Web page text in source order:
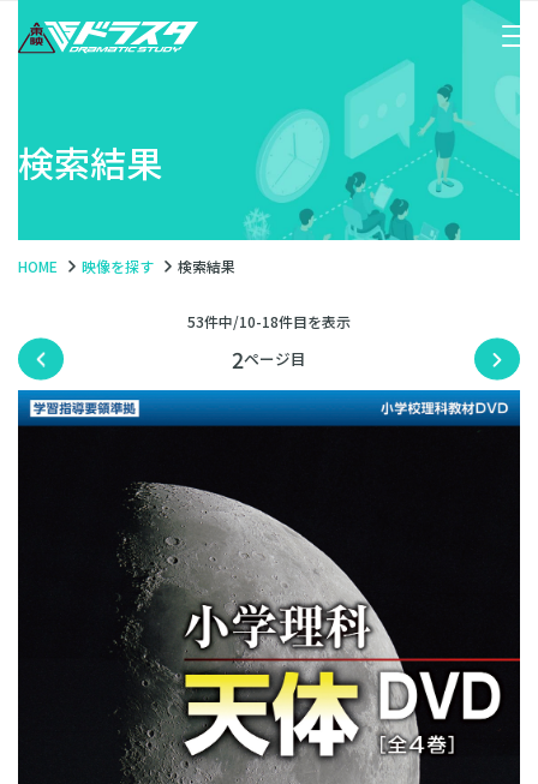
検索結果
HOME 映像を探す 検索結果
53件中/10-18件目を表示
2